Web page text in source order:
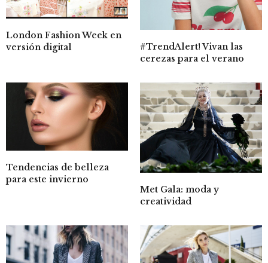
London Fashion Week en
versión digital
#TrendAlert! Vivan las
cerezas para el verano
Tendencias de belleza
para este invierno
Met Gala: moda y
creatividad